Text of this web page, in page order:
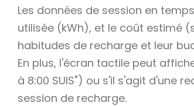
Les données de session en
utilisée (kWh), et le coût estimé
habitudes de recharge et leur
En plus, l'écran tactile peut
à 8:00 SUIS") ou s'il s'agit d'une
session de recharge.